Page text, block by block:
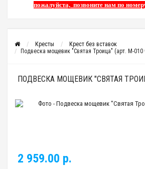
пожалуйста, позвоните нам по
Кресты
Крест без вставок
Подвеска мощевик "Святая Троица" (арт. М-010
ПОДВЕСКА МОЩЕВИК "СВЯТАЯ
2 959.00 р.